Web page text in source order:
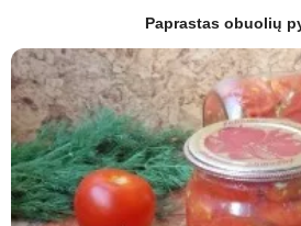
Paprastas obuolių